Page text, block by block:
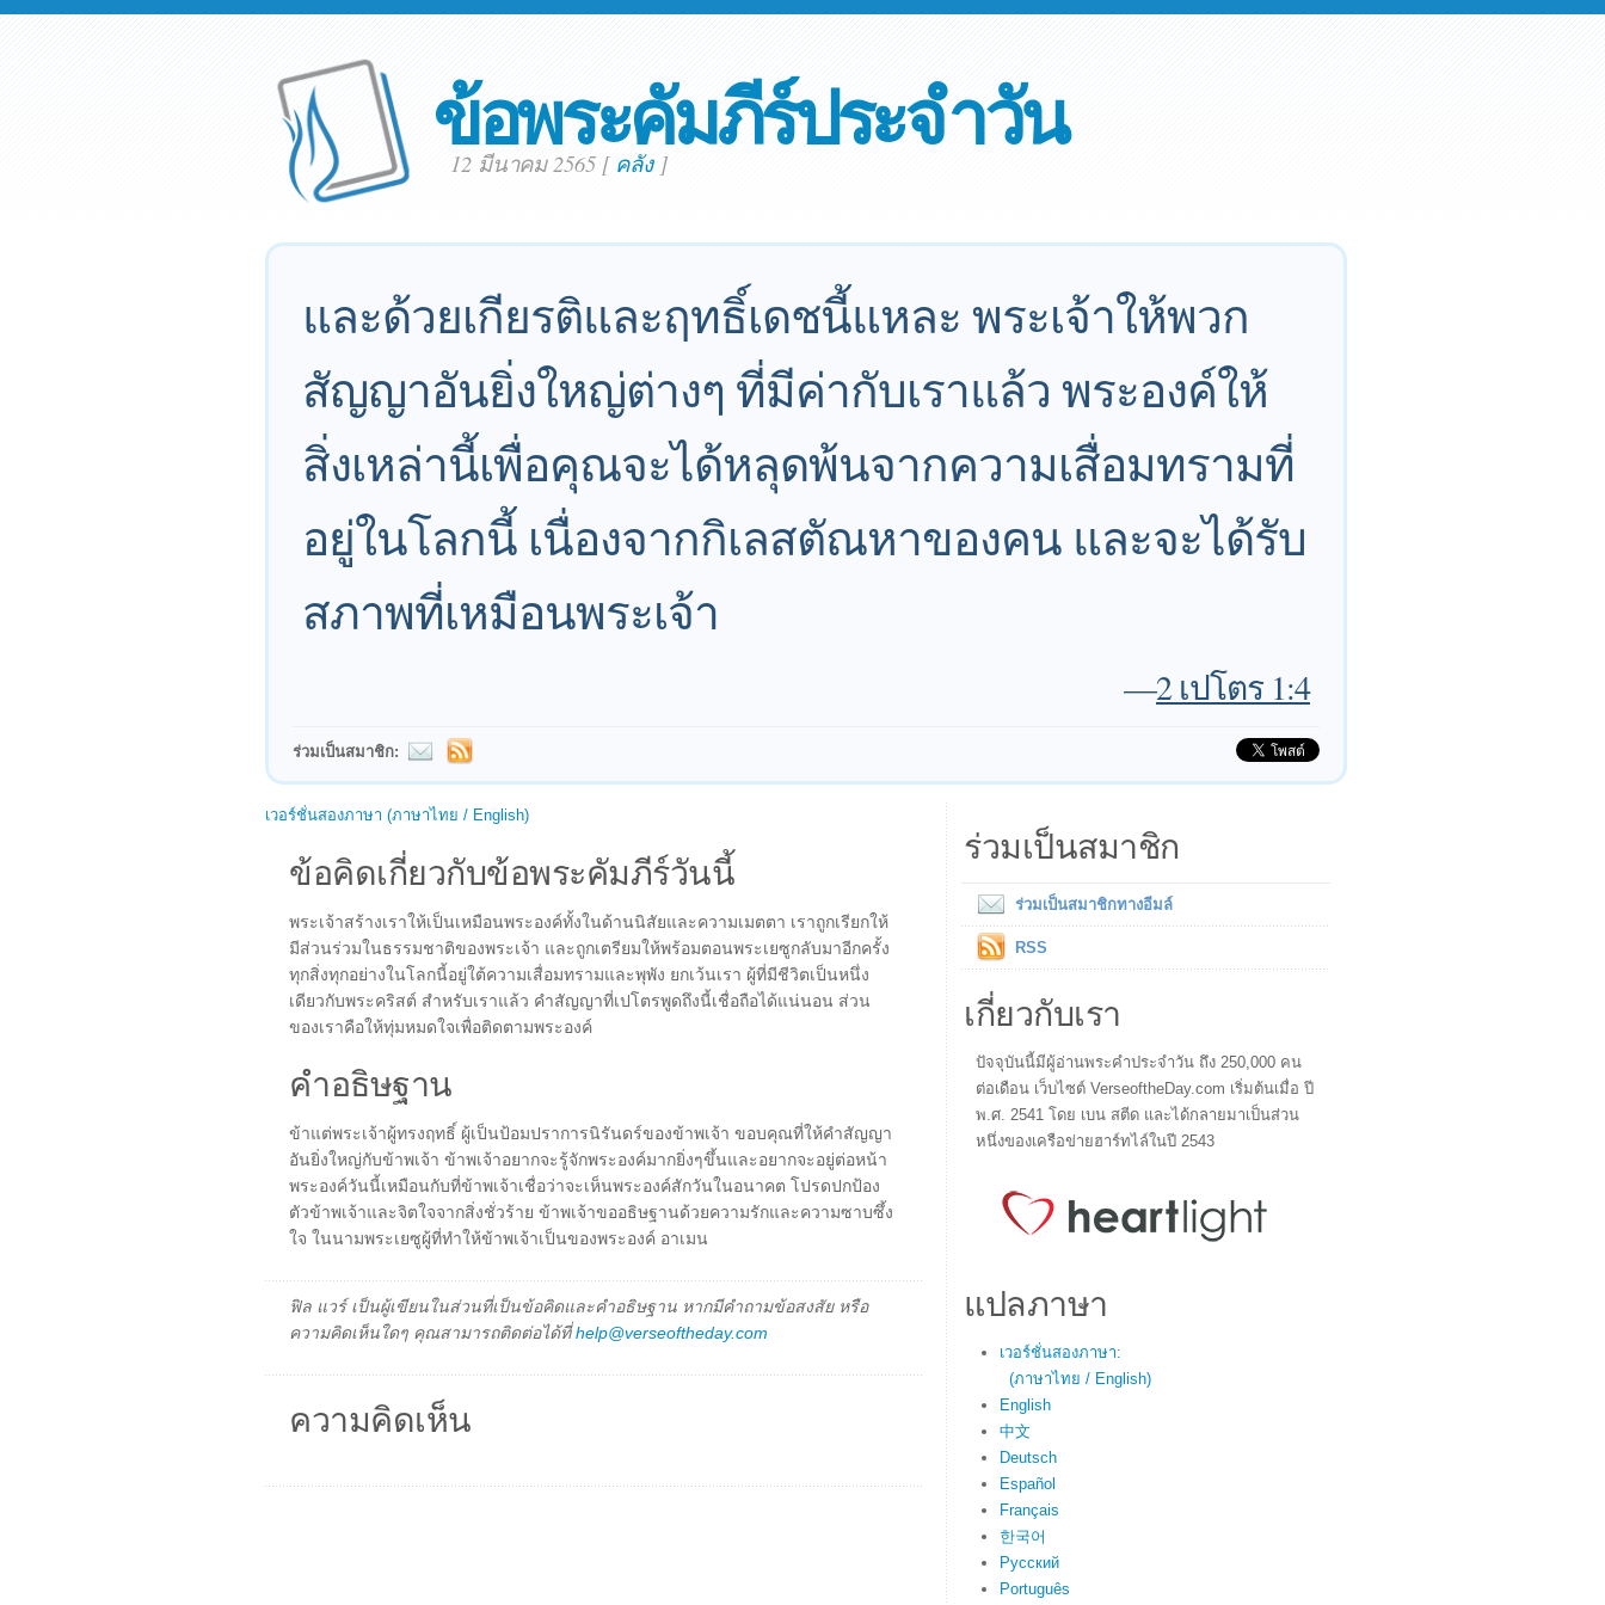
ข้อพระคัมภีร์ประจำวัน
12 มีนาคม 2565 [ คลัง]
และด้วยเกียรติและฤทธิ์เดชนี้แหละ พระเจ้าให้พวก
สัญญาอันยิ่งใหญ่ต่างๆ ที่มีค่ากับเราแล้ว พระองค์ให้
สิ่งเหล่านี้เพื่อคุณจะได้หลุดพ้นจากความเสื่อมทรามที่
อยู่ในโลกนี้ เนื่องจากกิเลสตัณหาของคน และจะได้รับ
สภาพที่เหมือนพระเจ้า
—2 เปโตร 1:4
ร่วมเป็นสมาชิก:
เวอร์ชั่นสองภาษา (ภาษาไทย / English)
ข้อคิดเกี่ยวกับข้อพระคัมภีร์วันนี้
พระเจ้าสร้างเราให้เป็นเหมือนพระองค์ทั้งในด้านนิสัยและความเมตตา เราถูกเรียกให้
มีส่วนร่วมในธรรมชาติของพระเจ้า และถูกเตรียมให้พร้อมตอนพระเยซูกลับมาอีกครั้ง
ทุกสิ่งทุกอย่างในโลกนี้อยู่ใต้ความเสื่อมทรามและพุพัง ยกเว้นเรา ผู้ที่มีชีวิตเป็นหนึ่ง
เดียวกับพระคริสต์ สำหรับเราแล้ว คำสัญญาที่เปโตรพูดถึงนี้เชื่อถือได้แน่นอน ส่วน
ของเราคือให้ทุ่มหมดใจเพื่อติดตามพระองค์
คำอธิษฐาน
ข้าแต่พระเจ้าผู้ทรงฤทธิ์ ผู้เป็นป้อมปราการนิรันดร์ของข้าพเจ้า ขอบคุณที่ให้คำสัญญา
อันยิ่งใหญ่กับข้าพเจ้า ข้าพเจ้าอยากจะรู้จักพระองค์มากยิ่งๆขึ้นและอยากจะอยู่ต่อหน้า
พระองค์วันนี้เหมือนกับที่ข้าพเจ้าเชื่อว่าจะเห็นพระองค์สักวันในอนาคต โปรดปกป้อง
ตัวข้าพเจ้าและจิตใจจากสิ่งชั่วร้าย ข้าพเจ้าขออธิษฐานด้วยความรักและความซาบซึ้ง
ใจ ในนามพระเยซูผู้ที่ทำให้ข้าพเจ้าเป็นของพระองค์ อาเมน
ฟิล แวร์ เป็นผู้เขียนในส่วนที่เป็นข้อคิดและคำอธิษฐาน หากมีคำถามข้อสงสัย หรือ
ความคิดเห็นใดๆ คุณสามารถติดต่อได้ที่help@verseoftheday.com
ความคิดเห็น
ร่วมเป็นสมาชิก
ร่วมเป็นสมาชิกทางอีมล์
RSS
เกี่ยวกับเรา
ปัจจุบันนี้มีผู้อ่านพระคำประจำวัน ถึง 250,000 คน
ต่อเดือน เว็บไซต์ VerseoftheDay.com เริ่มต้นเมื่อ ปี
พ.ศ. 2541 โดย เบน สตีด และได้กลายมาเป็นส่วน
หนึ่งของเครือข่ายฮาร์ทไล์ในปี 2543
แปลภาษา
เวอร์ชั่นสองภาษา:
(ภาษาไทย / English)
English
中文
Deutsch
Español
Français
한국어
Русский
Português